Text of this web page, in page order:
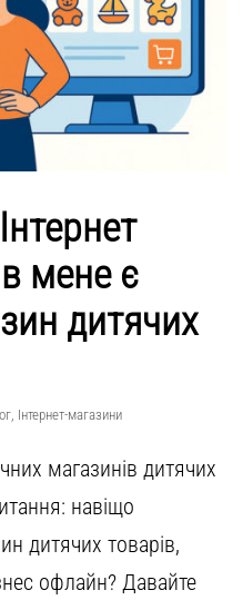
мене є
дитячих
Інтернет-магазини
магазинів дитячих
навіщо
дитячих товарів,
офлайн? Давайте